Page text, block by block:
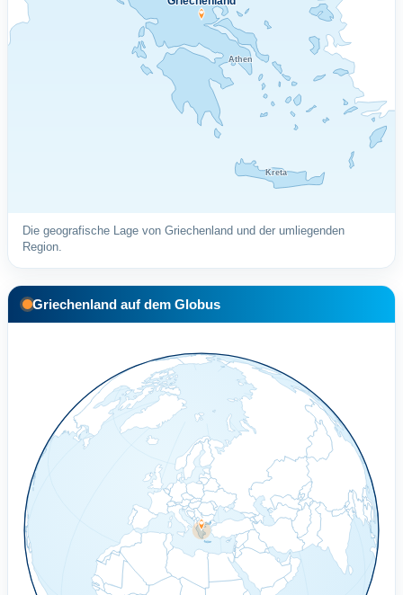
Athen
Kreta
Die geografische Lage von Griechenland und der umliegenden
Region.
Griechenland auf dem Globus